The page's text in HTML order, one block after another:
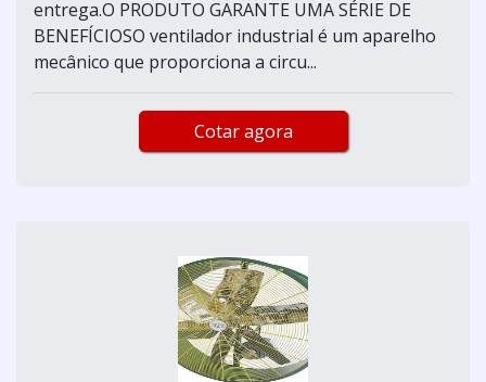
entrega.O PRODUTO GARANTE UMA SÉRIE DE
BENEFÍCIOSO ventilador industrial é um aparelho
mecânico que proporciona a circu...
Cotar agora